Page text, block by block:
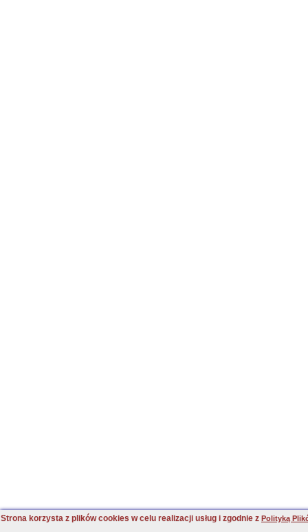
Strona korzysta z plików cookies w celu realizacji usług i zgodnie z Polityką